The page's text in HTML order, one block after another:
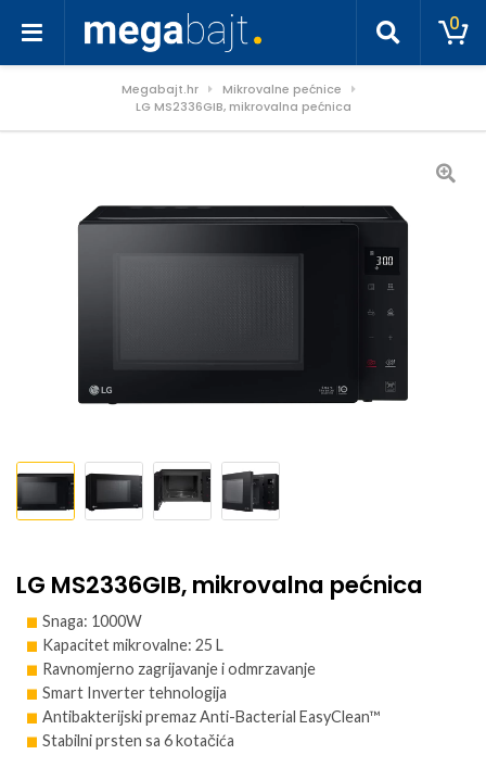
0
Megabajt.hr
Mikrovalne pećnice
LG MS2336GIB, mikrovalna pećnica
LG MS2336GIB, mikrovalna pećnica
Snaga: 1000W
Kapacitet mikrovalne: 25 L
Ravnomjerno zagrijavanje i odmrzavanje
Smart Inverter tehnologija
Antibakterijski premaz Anti-Bacterial EasyClean™
Stabilni prsten sa 6 kotačića